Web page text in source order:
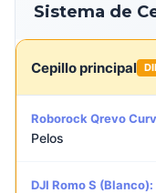
Sistema de
Cepillo principal
Roborock Qrevo
Pelos
DJI Romo S (Blanco):